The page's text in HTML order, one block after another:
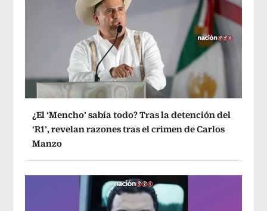
¿El ‘Mencho’ sabía todo? Tras la detención del
‘R1’, revelan razones tras el crimen de Carlos
Manzo